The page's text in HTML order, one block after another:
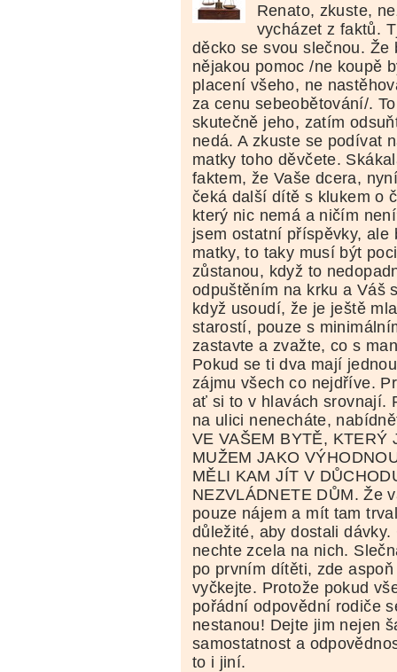
Renato, zkuste,
vycházet z faktů.
děcko se svou slečnou. Že
nějakou pomoc /ne koupě
placení všeho, ne
za cenu sebeobětování/.
skutečně jeho, zatím
nedá. A zkuste se podívat
matky toho děvčete.
faktem, že Vaše dcera,
čeká další dítě s klukem o
který nic nemá a ničím
jsem ostatní příspěvky, ale
matky, to taky musí být
zůstanou, když to
odpuštěním na krku a Váš
když usoudí, že je ještě
starostí, pouze s
zastavte a zvažte, co s
Pokud se ti dva mají
zájmu všech co nejdříve.
ať si to v hlavách srovnají.
na ulici nenecháte,
VE VAŠEM BYTĚ, KTERÝ
MUŽEM JAKO
MĚLI KAM JÍT V
NEZVLÁDNETE DŮM. Že
pouze nájem a mít tam
důležité, aby dostali
nechte zcela na nich.
po prvním dítěti, zde
vyčkejte. Protože pokud
pořádní odpovědní rodiče
nestanou! Dejte jim nejen
samostatnost a
to i jiní.